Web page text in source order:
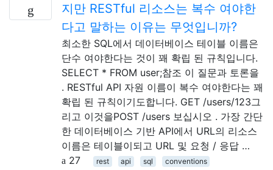
지만 RESTful 리소스는 복수 여야한
다고 말하는 이유는 무엇입니까?
최소한 SQL에서 데이터베이스 테이블 이름은
단수 여야한다는 것이 꽤 확립 된 규칙입니다.
SELECT * FROM user;참조 이 질문과 토론을
. RESTful API 자원 이름이 복수 여야한다는 꽤
확립 된 규칙이기도합니다. GET /users/123그
리고 이것을POST /users 보십시오 . 가장 간단
한 데이터베이스 기반 API에서 URL의 리소스
이름은 테이블이되고 URL 및 요청 / 응답 …
27
rest api sql
conventions